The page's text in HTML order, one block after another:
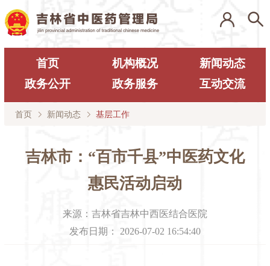
首页 机构概况
新闻动态
政务公开
政务服务 互动交流
首页 新闻动态 基层工作
吉林市：“百市千县”中医药文化
惠民活动启动
来源： 吉林省吉林中西医结合医院
发布日期： 2026-07-02 16:54:40